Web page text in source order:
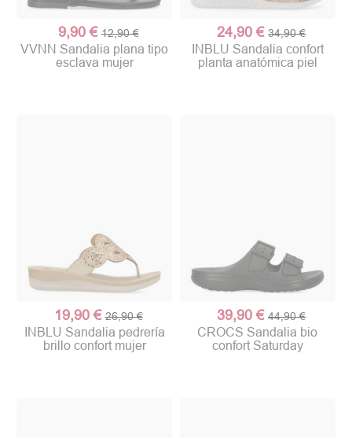
9,90 € 12,90 €
VVNN Sandalia plana tipo
esclava mujer
24,90 € 34,90 €
INBLU Sandalia confort
planta anatómica piel
19,90 € 26,90 €
INBLU Sandalia pedrería
brillo confort mujer
39,90 € 44,90 €
CROCS Sandalia bio
confort Saturday